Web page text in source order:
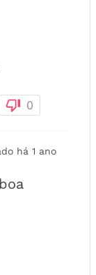
0
há 1 ano